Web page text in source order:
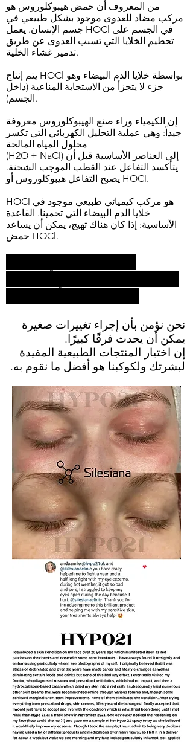
من المعروف أن حمض هيبوكلوروس هو
مركب مضاد للعدوى موجود بشكل طبيعي في
جسم الإنسان. يعمل HOCl في الجسم على
تحطيم الخلايا التي تسبب العدوى عن طريق
تدمير غشاء الخلية.
يتم إنتاج HOCl بواسطة خلايا الدم البيضاء وهو
جزء لا يتجزأ من الاستجابة المناعية (داخل
الجسم).
إن الكيمياء وراء صنع الهيبوكلوروس معروفة
جيداً: وهي عملية التحليل الكهربائي التي تكسر
محلول المياه المالحة
(H2O + NaCl) إلى العناصر الأساسية قبل أن
يتأكسد التفاعل عند القطب الموجب الشحنة.
يصبح التفاعل هيبوكلوروس أو HOCl.
HOCl هو مركب كيميائي طبيعي موجود في
خلايا الدم البيضاء التي تحمينا. القاعدة
الأساسية: إذا كان هناك تهيج، يمكن أن يساعد
حمض HOCl.
نحن نؤمن بأن إجراء تغييرات صغيرة
يمكن أن يحدث فرقًا كبيرًا.
إن اختيار المنتجات الطبيعية المفيدة
لبشرتك ولكوكبنا هو أفضل ما نقوم به.